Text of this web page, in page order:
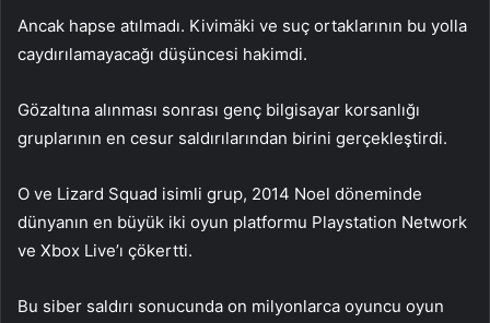
Ancak hapse atılmadı. Kivimäki ve suç ortaklarının bu yolla
caydırılamayacağı düşüncesi hakimdi.
Gözaltına alınması sonrası genç bilgisayar korsanlığı
gruplarının en cesur saldırılarından birini gerçekleştirdi.
O ve Lizard Squad isimli grup, 2014 Noel döneminde
dünyanın en büyük iki oyun platformu Playstation Network
ve Xbox Live’ı çökertti.
Bu siber saldırı sonucunda on milyonlarca oyuncu oyun